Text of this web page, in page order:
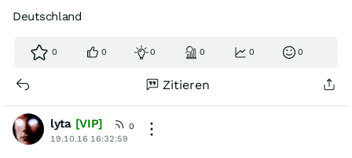
Deutschland
0 0 0 0 0 0
Zitieren
lyta[VIP]
0
19.10.16 16:32:59